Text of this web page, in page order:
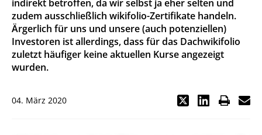
indirekt betroffen, da wir selbst ja eher selten und
zudem ausschließlich wikifolio-Zertifikate handeln.
Ärgerlich für uns und unsere (auch potenziellen)
Investoren ist allerdings, dass für das Dachwikifolio
zuletzt häufiger keine aktuellen Kurse angezeigt
wurden.
04. März 2020